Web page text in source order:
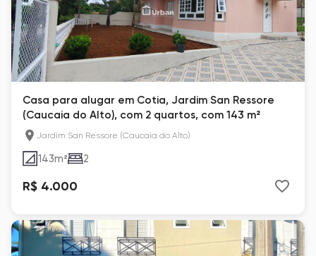
Casa para alugar em Cotia, Jardim San Ressore
(Caucaia do Alto), com 2 quartos, com 143 m²
Jardim San Ressore (Caucaia do Alto)
143m² 2
R$ 4.000